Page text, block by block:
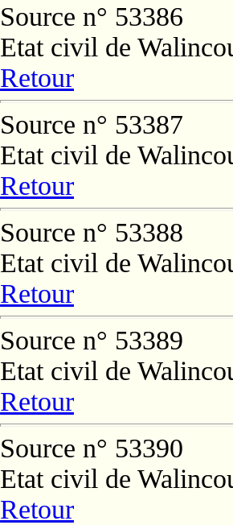
Source n° 53386
Etat civil de
Retour
Source n° 53387
Etat civil de
Retour
Source n° 53388
Etat civil de
Retour
Source n° 53389
Etat civil de
Retour
Source n° 53390
Etat civil de
Retour